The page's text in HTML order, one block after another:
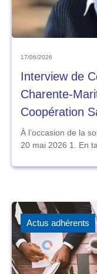
17/06/2026
Interview de
Charente-
Coopération
À l’occasion de la
20 mai 2026 1. En
Actus adhérents